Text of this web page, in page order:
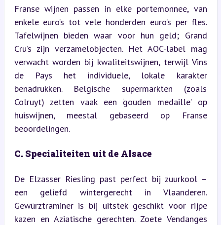
Franse wijnen passen in elke portemonnee, van
enkele euro’s tot vele honderden euro’s per fles.
Tafelwijnen bieden waar voor hun geld; Grand
Cru’s zijn verzamelobjecten. Het AOC-label mag
verwacht worden bij kwaliteitswijnen, terwijl Vins
de Pays het individuele, lokale karakter
benadrukken. Belgische supermarkten (zoals
Colruyt) zetten vaak een ‘gouden medaille’ op
huiswijnen, meestal gebaseerd op Franse
beoordelingen.
C. Specialiteiten uit de Alsace
De Elzasser Riesling past perfect bij zuurkool –
een geliefd wintergerecht in Vlaanderen.
Gewürztraminer is bij uitstek geschikt voor rijpe
kazen en Aziatische gerechten. Zoete Vendanges